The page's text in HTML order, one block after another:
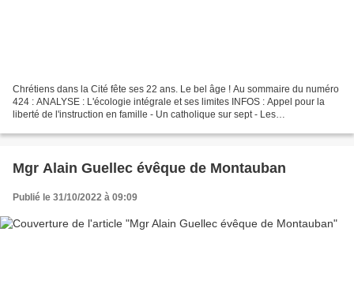
Chrétiens dans la Cité fête ses 22 ans. Le bel âge ! Au sommaire du numéro
424 : ANALYSE : L'écologie intégrale et ses limites INFOS : Appel pour la
liberté de l'instruction en famille - Un catholique sur sept - Les
Mgr Alain Guellec évêque de Montauban
Publié le 31/10/2022 à 09:09